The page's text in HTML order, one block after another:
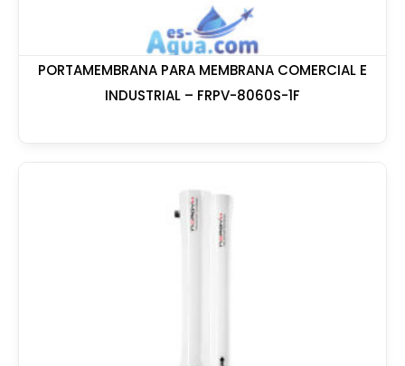
PORTAMEMBRANA PARA MEMBRANA COMERCIAL E
INDUSTRIAL – FRPV-8060S-1F